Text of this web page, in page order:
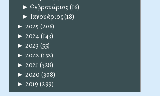
► Φεβρουάριος (16)
► Ιανουάριος (18)
► 2025 (206)
► 2024(143)
► 2023 (55)
► 2022(132)
► 2021(328)
► 2020 (308)
► 2019 (299)